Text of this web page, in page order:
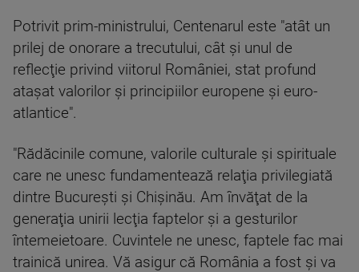
Potrivit prim-ministrului, Centenarul este "atât un
prilej de onorare a trecutului, cât şi unul de
reflecţie privind viitorul României, stat profund
ataşat valorilor şi principiilor europene şi euro-
atlantice".
"Rădăcinile comune, valorile culturale şi spirituale
care ne unesc fundamentează relaţia privilegiată
dintre Bucureşti şi Chişinău. Am învăţat de la
generaţia unirii lecţia faptelor şi a gesturilor
întemeietoare. Cuvintele ne unesc, faptele fac mai
trainică unirea. Vă asigur că România a fost şi va